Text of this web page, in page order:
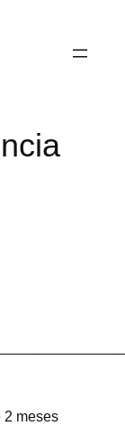
2 meses